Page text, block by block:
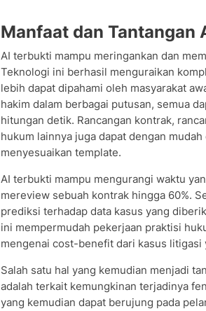
Manfaat dan Tantangan
AI terbukti mampu meringankan dan
Teknologi ini berhasil menguraikan
lebih dapat dipahami oleh masyarakat
hakim dalam berbagai putusan, semua
hitungan detik. Rancangan kontrak,
hukum lainnya juga dapat dengan
menyesuaikan template.
AI terbukti mampu mengurangi waktu
mereview sebuah kontrak hingga 60%.
prediksi terhadap data kasus yang
ini mempermudah pekerjaan praktisi
mengenai cost-benefit dari kasus litigasi
Salah satu hal yang kemudian menjadi
adalah terkait kemungkinan terjadinya
yang kemudian dapat berujung pada